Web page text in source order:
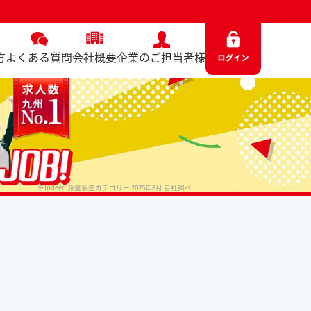
よくある質問会社概要企業のご担当者様
※Indeed 派遣製造カテゴリー 2025年8月 自社調べ